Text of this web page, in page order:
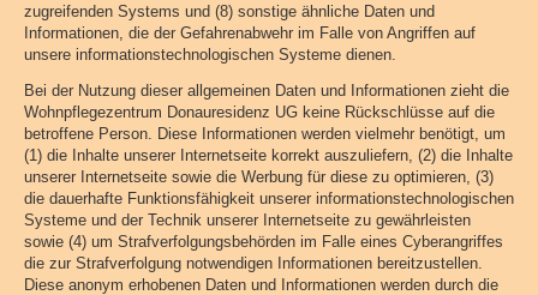
zugreifenden Systems und (8) sonstige ähnliche Daten und
Informationen, die der Gefahrenabwehr im Falle von Angriffen auf
unsere informationstechnologischen Systeme dienen.
Bei der Nutzung dieser allgemeinen Daten und Informationen zieht die
Wohnpflegezentrum Donauresidenz UG keine Rückschlüsse auf die
betroffene Person. Diese Informationen werden vielmehr benötigt, um
(1) die Inhalte unserer Internetseite korrekt auszuliefern, (2) die Inhalte
unserer Internetseite sowie die Werbung für diese zu optimieren, (3)
die dauerhafte Funktionsfähigkeit unserer informationstechnologischen
Systeme und der Technik unserer Internetseite zu gewährleisten
sowie (4) um Strafverfolgungsbehörden im Falle eines Cyberangriffes
die zur Strafverfolgung notwendigen Informationen bereitzustellen.
Diese anonym erhobenen Daten und Informationen werden durch die